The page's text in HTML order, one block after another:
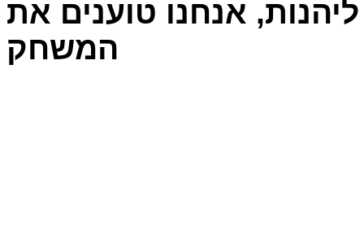
אנחנו טוענים את
המשחק